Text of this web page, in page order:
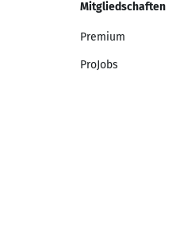
Mitgliedschaften
Premium
ProJobs